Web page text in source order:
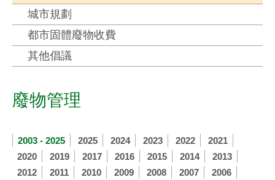
城市規劃
都市固體廢物收費
其他倡議
廢物管理
2003 - 2025 2025 2024 2023 2022
2021
2020
2019 2017 2016 2015 2014
2013
2012
2011 2010 2009 2008 2007
2006